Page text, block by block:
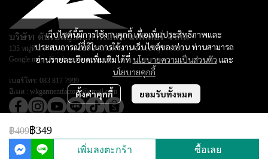
฿409฿349
เพิ่มลงตะกร้า ซื้อเลย
เว็บไซต์นี้มีการใช้งานคุกกี้ เพื่อเพิ่มประสิทธิภาพและ
ประสบการณ์ที่ดีในการใช้งานเว็บไซต์ของท่าน ท่านสามารถ
อ่านรายละเอียดเพิ่มเติมได้ที่ นโยบายความเป็นส่วนตัว และ
นโยบายคุกกี้
ตั้งค่าคุกกี้ ยอมรับทั้งหมด
บริษัท ดับเบิลยู.เค.การ์เม้นท์ แฟคตอรี่ จำกัด
135 หมู่ที่ 3 ตำบลยางหย่อง อำเภอท่ายาง จ.เพชรบุรี 76130
Google map : Keadsara Sport Design
เบอร์โทร: 083 817 7999
อีเมล : wkgarmentfactory@gmail.com
© Copyright 2026 All Rights Reserved.